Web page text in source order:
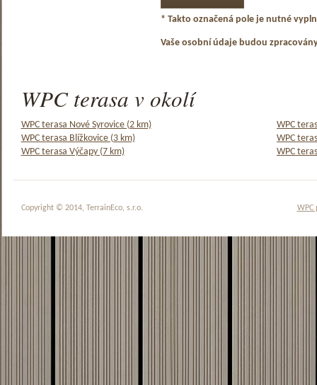
* Takto označená pole je nutné
Vaše osobní údaje budou
WPC terasa v okolí
WPC terasa Nové Syrovice (2 km)
WPC
WPC terasa Blížkovice (3 km)
WPC
WPC terasa Výčapy (7 km)
WPC
WPC
Copyright © 2014, TerrainEco, s.r.o.